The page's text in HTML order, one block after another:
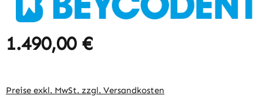
Regulärer Preis:
1.490,00 €
Preise exkl. MwSt. zzgl. Versandkosten